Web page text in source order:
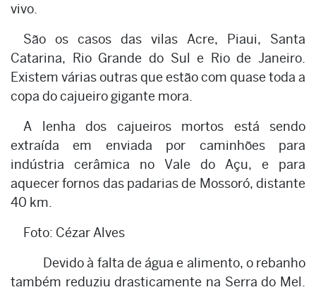
vivo.
São os casos das vilas Acre, Piaui, Santa
Catarina, Rio Grande do Sul e Rio de Janeiro.
Existem várias outras que estão com quase toda a
copa do cajueiro gigante mora.
A lenha dos cajueiros mortos está sendo
extraída em enviada por caminhões para
indústria cerâmica no Vale do Açu, e para
aquecer fornos das padarias de Mossoró, distante
40 km.
Foto: Cézar Alves
Devido à falta de água e alimento, o rebanho
também reduziu drasticamente na Serra do Mel.